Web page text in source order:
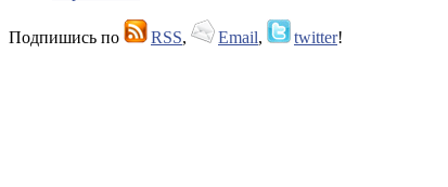
Подпишись по RSS, Email, twitter!